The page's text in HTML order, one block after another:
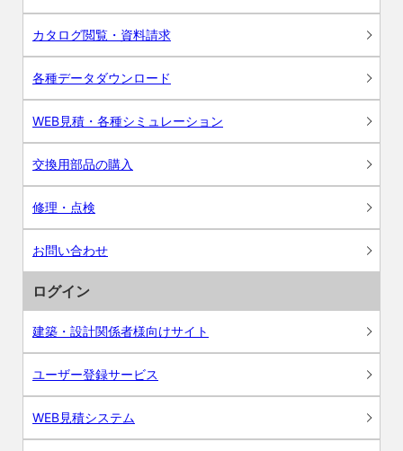
カタログ閲覧・資料請求
各種データダウンロード
WEB見積・各種シミュレーション
交換用部品の購入
修理・点検
お問い合わせ
ログイン
建築・設計関係者様向けサイト
ユーザー登録サービス
WEB見積システム